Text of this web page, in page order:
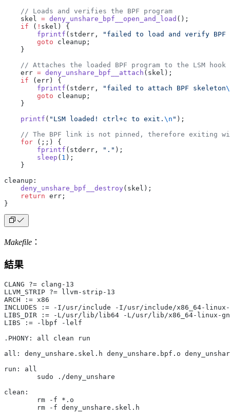
    // Loads and verifies the BPF program
    skel
= deny_unshare_bpf__open_and_load ();
    if
( ! skel) {
        fprintf
(stderr,
"failed to load and verify BPF
        goto
cleanup;
    }
    // Attaches the loaded BPF program to the LSM hook
    err
= deny_unshare_bpf__attach (skel);
    if
(err) {
        fprintf
(stderr, "failed to attach BPF skeleton
        goto
cleanup;
    }
    printf
( "LSM loaded! ctrl+c to exit. \n " );
// The BPF link is not pinned, therefore exiting
    for
(;;) {
        fprintf
(stderr, "." );
        sleep
( 1 );
    }
cleanup:
    deny_unshare_bpf__destroy
(skel);
    return
err;
}
Makefile ：
結果
CLANG ?= clang-13
LLVM_STRIP ?= llvm-strip-13
ARCH := x86
INCLUDES := -I/usr/include -I/usr/include/x86_64-linux-
LIBS_DIR := -L/usr/lib/lib64 -L/usr/lib/x86_64-linux-
LIBS := -lbpf -lelf
.PHONY: all clean run
all: deny_unshare.skel.h deny_unshare.bpf.o
run: all
	sudo ./deny_unshare
clean:
	rm -f *.o
	rm -f deny_unshare.skel.h